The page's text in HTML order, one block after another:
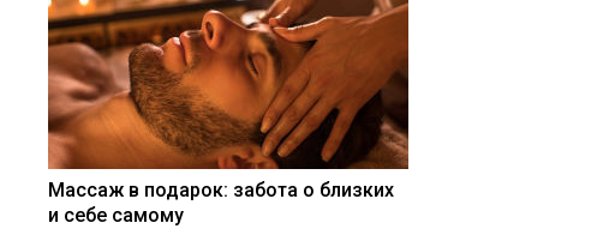
Массаж в подарок: забота о близких
и себе самому